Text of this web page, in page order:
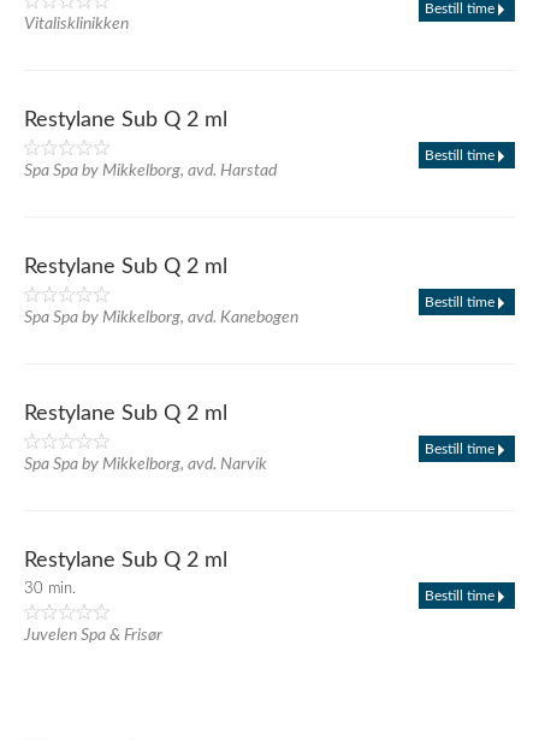
Vitalisklinikken
Bestill time
Restylane Sub Q 2 ml
Spa Spa by Mikkelborg, avd. Harstad
Bestill time
Restylane Sub Q 2 ml
Spa Spa by Mikkelborg, avd. Kanebogen
Bestill time
Restylane Sub Q 2 ml
Spa Spa by Mikkelborg, avd. Narvik
Bestill time
Restylane Sub Q 2 ml
30 min.
Juvelen Spa & Frisør
Bestill time